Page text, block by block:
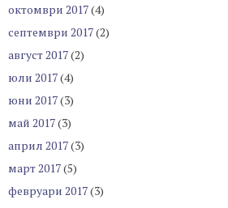
октомври 2017(4)
септември 2017(2)
август 2017(2)
юли 2017(4)
юни 2017(3)
май 2017(3)
април 2017(3)
март 2017(5)
февруари 2017(3)